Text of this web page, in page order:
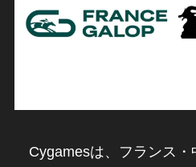
Cygamesは、フランス・